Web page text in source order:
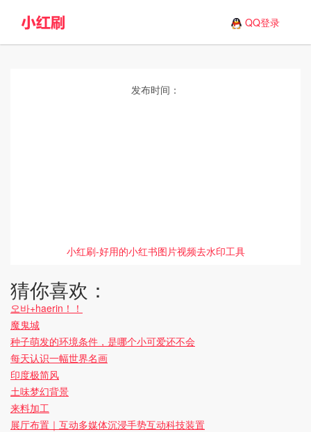
QQ登录
发布时间：
小红刷-好用的小红书图片视频去水印工具
猜你喜欢：
오바+haerin！！
魔鬼城
种子萌发的环境条件，是哪个小可爱还不会
每天认识一幅世界名画
印度极简风
土味梦幻背景
来料加工
展厅布置｜互动多媒体沉浸手势互动科技装置